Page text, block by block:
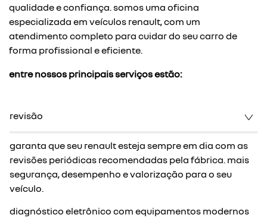
qualidade e confiança. somos uma oficina
especializada em veículos renault, com um
atendimento completo para cuidar do seu carro de
forma profissional e eficiente.
entre nossos principais serviços estão:
revisão
garanta que seu renault esteja sempre em dia com as
revisões periódicas recomendadas pela fábrica. mais
segurança, desempenho e valorização para o seu
veículo.
diagnóstico eletrônico com equipamentos modernos